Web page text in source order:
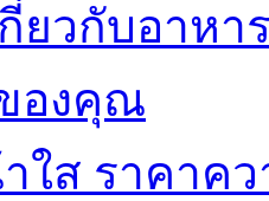
ยวกับอาหา
องคุณ
ใส ราคาค